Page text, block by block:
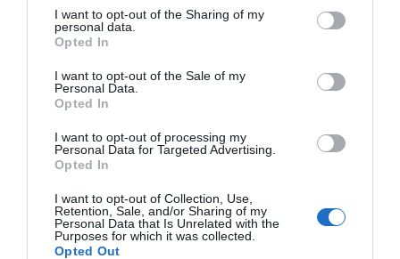
I want to opt-out of the Sharing of my
personal data.
Opted In
I want to opt-out of the Sale of my
Personal Data.
Opted In
I want to opt-out of processing my
Personal Data for Targeted Advertising.
Opted In
I want to opt-out of Collection, Use,
Retention, Sale, and/or Sharing of my
Personal Data that Is Unrelated with the
Purposes for which it was collected.
Opted Out